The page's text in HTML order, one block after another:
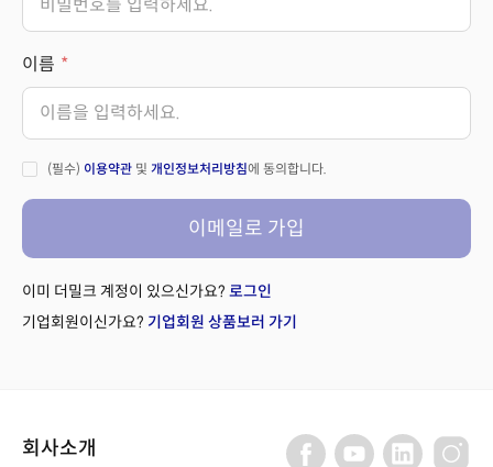
이름
(필수) 이용약관 및 개인정보처리방침에 동의합니다.
이메일로 가입
이미 더밀크 계정이 있으신가요? 로그인
기업회원이신가요? 기업회원 상품보러 가기
회사소개